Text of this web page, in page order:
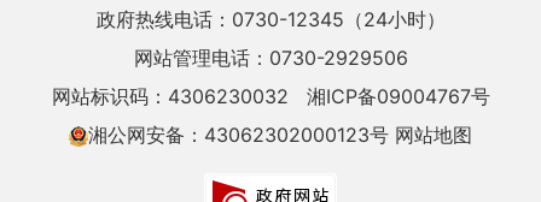
政府热线电话：0730-12345（24小时）
网站管理电话：0730-2929506
网站标识码：4306230032
湘ICP备09004767号
湘公网安备：43062302000123号 网站地图